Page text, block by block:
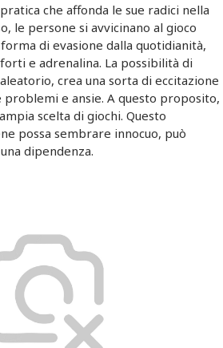
che affonda le sue radici nella
le persone si avvicinano al gioco
forma di evasione dalla quotidianità,
e adrenalina. La possibilità di
crea una sorta di eccitazione
e ansie. A questo proposito,
scelta di giochi. Questo
possa sembrare innocuo, può
dipendenza.